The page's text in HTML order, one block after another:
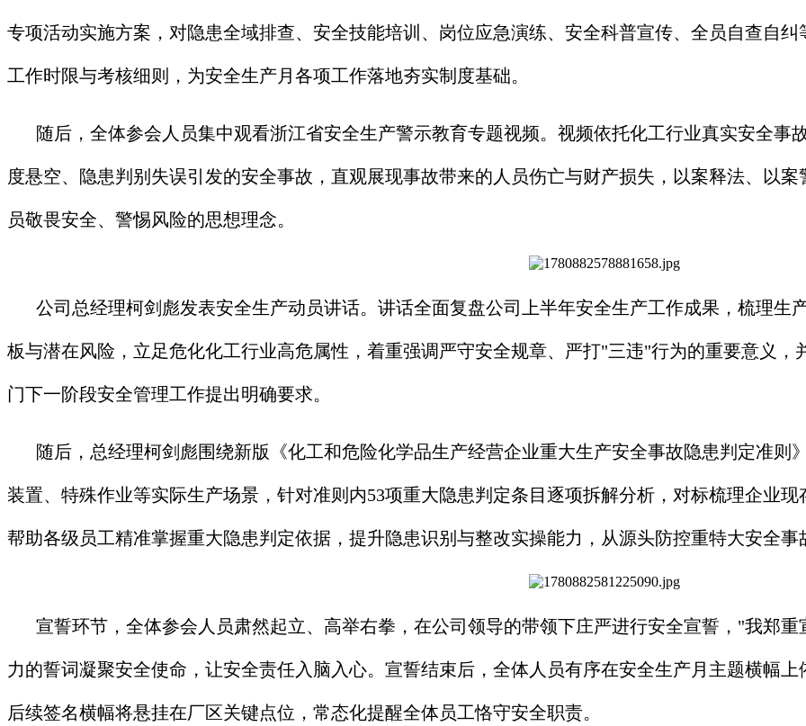
专项活动实施方案，对隐患全域排查、安全技能培训、岗位应急演练、安全科普宣传、全员自查自
工作时限与考核细则，为安全生产月各项工作落地夯实制度基础。
随后，全体参会人员集中观看浙江省安全生产警示教育专题视频。视频依托化工行业真实安全事
度悬空、隐患判别失误引发的安全事故，直观展现事故带来的人员伤亡与财产损失，以案释法、以
员敬畏安全、警惕风险的思想理念。
公司总经理柯剑彪发表安全生产动员讲话。讲话全面复盘公司上半年安全生产工作成果，梳理生
板与潜在风险，立足危化化工行业高危属性，着重强调严守安全规章、严打"三违"行为的重要意义
门下一阶段安全管理工作提出明确要求。
随后，总经理柯剑彪围绕新版《化工和危险化学品生产经营企业重大生产安全事故隐患判定准则
装置、特殊作业等实际生产场景，针对准则内53项重大隐患判定条目逐项拆解分析，对标梳理企业
帮助各级员工精准掌握重大隐患判定依据，提升隐患识别与整改实操能力，从源头防控重特大安全事
宣誓环节，全体参会人员肃然起立、高举右拳，在公司领导的带领下庄严进行安全宣誓，"我郑
力的誓词凝聚安全使命，让安全责任入脑入心。宣誓结束后，全体人员有序在安全生产月主题横幅
后续签名横幅将悬挂在厂区关键点位，常态化提醒全体员工恪守安全职责。